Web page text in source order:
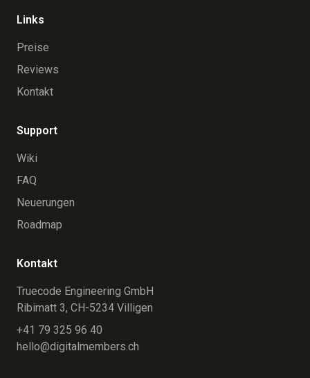
Links
Preise
Reviews
Kontakt
Support
Wiki
FAQ
Neuerungen
Roadmap
Kontakt
Truecode Engineering GmbH
Ribimatt 3, CH-5234 Villigen
+41 79 325 96 40
hello@digitalmembers.ch